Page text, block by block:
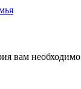
вам необходимо